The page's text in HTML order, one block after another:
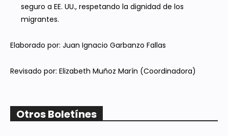
seguro a EE. UU., respetando la dignidad de los
migrantes.
Elaborado por: Juan Ignacio Garbanzo Fallas
Revisado por: Elizabeth Muñoz Marín (Coordinadora)
Otros Boletínes